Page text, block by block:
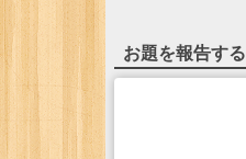
お題を報告する